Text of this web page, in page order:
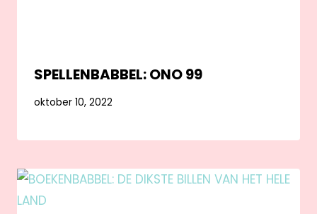
SPELLENBABBEL: ONO 99
oktober 10, 2022